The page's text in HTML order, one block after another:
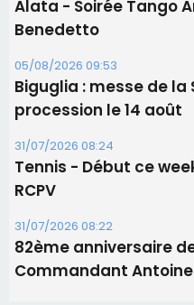
Alata - Soirée Tango
Benedetto
05/08/2026 09:53
Biguglia : messe de
procession le 14 août
31/07/2026 08:24
Tennis - Début ce
RCPV
31/07/2026 08:22
82ème anniversaire
Commandant